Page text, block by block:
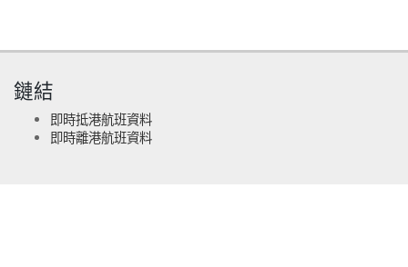
鏈結
即時抵港航班資料
即時離港航班資料